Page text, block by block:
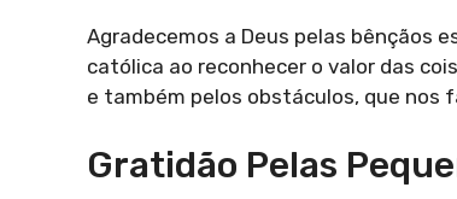
Agradecemos a Deus pelas bênçãos
católica ao reconhecer o valor das
e também pelos obstáculos, que nos
Gratidão Pelas